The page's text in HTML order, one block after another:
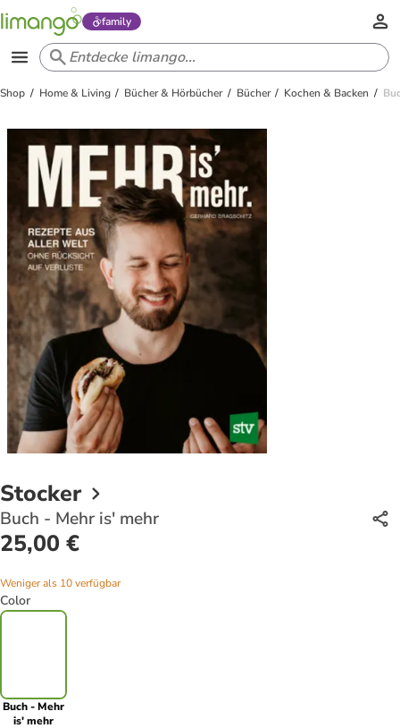
family
Shop Home & Living Bücher & Hörbücher Bücher Kochen & Backen
Stocker
Buch - Mehr is' mehr
25,00 €
Weniger als 10 verfügbar
Color
Buch - Mehr
is' mehr